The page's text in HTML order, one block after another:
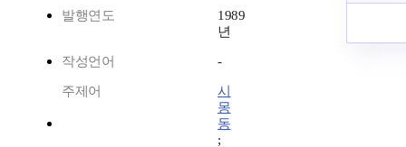
발행연도
1989
년
작성언어 -
주제어
시
몽
동
;